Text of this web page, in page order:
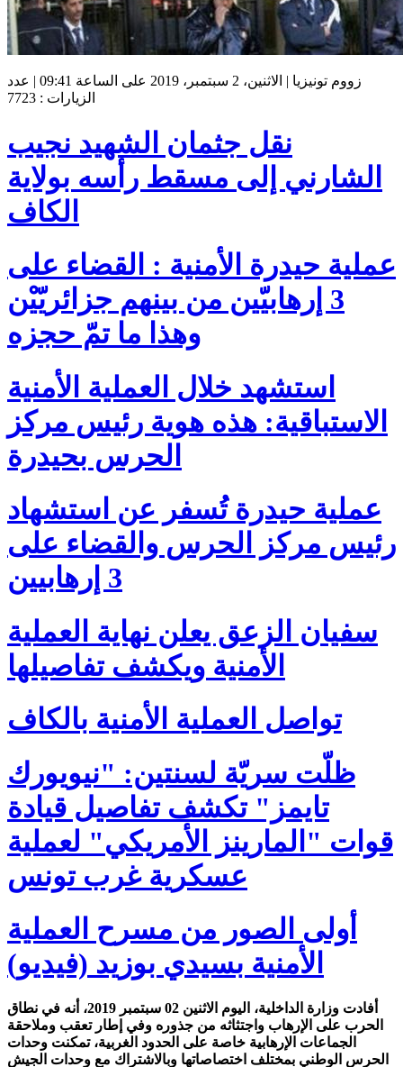
زووم تونيزيا | الاثنين، 2 سبتمبر، 2019 على الساعة 09:41 | عدد
الزيارات : 7723
نقل جثمان الشهيد نجيب
الشارني إلى مسقط رأسه بولاية
الكاف
عملية حيدرة الأمنية : القضاء على
3 إرهابيّين من بينهم جزائريّيْن
وهذا ما تمّ حجزه
استشهد خلال العملية الأمنية
الاستباقية: هذه هوية رئيس مركز
الحرس بحيدرة
عملية حيدرة تُسفر عن استشهاد
رئيس مركز الحرس والقضاء على
3 إرهابيين
سفيان الزعق يعلن نهاية العملية
الأمنية ويكشف تفاصيلها
تواصل العملية الأمنية بالكاف
ظلّت سريّة لسنتين: "نيويورك
تايمز" تكشف تفاصيل قيادة
قوات "المارينز الأمريكي" لعملية
عسكرية غرب تونس
أولى الصور من مسرح العملية
الأمنية بسيدي بوزيد (فيديو)
أفادت وزارة الداخلية، اليوم الاثنين 02 سبتمبر 2019، أنه في نطاق
الحرب على الإرهاب واجتثاثه من جذوره وفي إطار تعقب وملاحقة
الجماعات الإرهابية خاصة على الحدود الغربية، تمكنت وحدات
الحرس الوطني بمختلف اختصاصاتها وبالاشتراك مع وحدات الجيش